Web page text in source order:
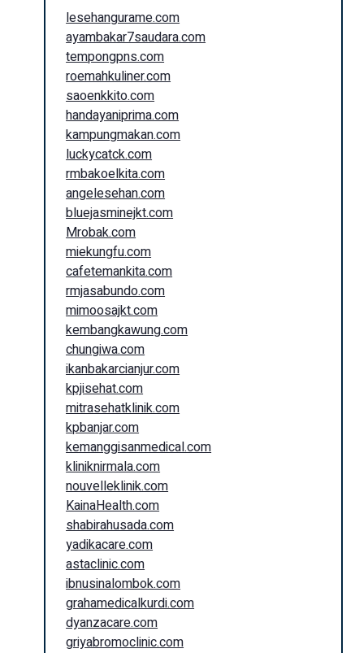
lesehangurame.com
ayambakar7saudara.com
tempongpns.com
roemahkuliner.com
saoenkkito.com
handayaniprima.com
kampungmakan.com
luckycatck.com
rmbakoelkita.com
angelesehan.com
bluejasminejkt.com
Mrobak.com
miekungfu.com
cafetemankita.com
rmjasabundo.com
mimoosajkt.com
kembangkawung.com
chungiwa.com
ikanbakarcianjur.com
kpjisehat.com
mitrasehatklinik.com
kpbanjar.com
kemanggisanmedical.com
kliniknirmala.com
nouvelleklinik.com
KainaHealth.com
shabirahusada.com
yadikacare.com
astaclinic.com
ibnusinalombok.com
grahamedicalkurdi.com
dyanzacare.com
griyabromoclinic.com